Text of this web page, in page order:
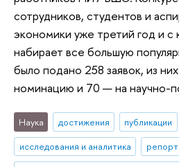
сотрудников, студентов и
экономики уже третий год и с
набирает все большую
было подано 258 заявок, из
номинацию и 70 — на научно-
Наука достижения
публикации
исследования и аналитика